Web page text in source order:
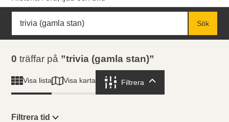
Sök
Sök
Sökresultat
0 träffar på trivia (gamla stan)
Visa lista Visa karta Filtrera
Filtrera tid